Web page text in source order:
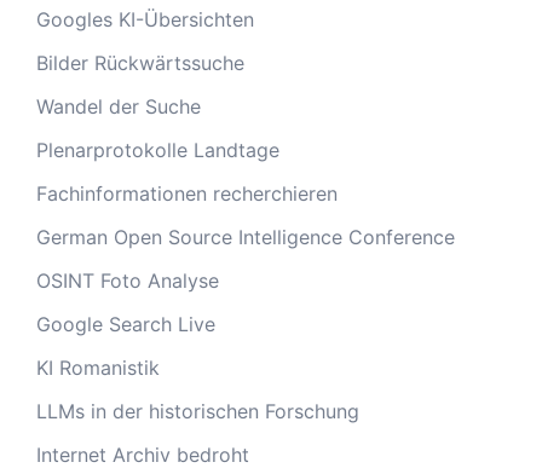
Googles KI-Übersichten
Bilder Rückwärtssuche
Wandel der Suche
Plenarprotokolle Landtage
Fachinformationen recherchieren
German Open Source Intelligence Conference
OSINT Foto Analyse
Google Search Live
KI Romanistik
LLMs in der historischen Forschung
Internet Archiv bedroht